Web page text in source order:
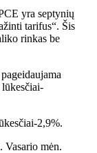
yra septynių
tarifus“. Šis
rinkas be
2,9%.
Vasario mėn.